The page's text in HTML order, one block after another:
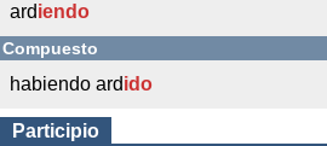
ardiendo
Compuesto
habiendo ardido
Participio